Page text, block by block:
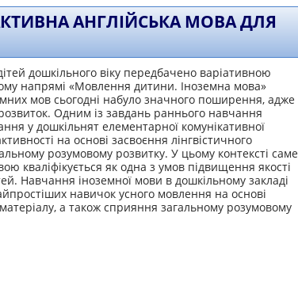
АНГЛІЙСЬКА МОВА ДЛЯ
дошкільного віку передбачено варіативною
напрямі «Мовлення дитини. Іноземна мова»
мов сьогодні набуло значного поширення, адже
Одним із завдань раннього навчання
у дошкільнят елементарної комунікативної
на основі засвоєння лінгвістичного
розумовому розвитку. У цьому контексті саме
кваліфікується як одна з умов підвищення якості
Навчання іноземної мови в дошкільному закладі
навичок усного мовлення на основі
матеріалу, а також сприяння загальному розумовому
англійська мова для дошкільнят»